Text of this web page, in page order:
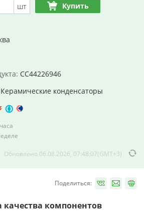
шт
Купить
CC44226946
Керамические конденсаторы
Обновлено 06.08.2026, 07:48:07(GMT+3)
Поделиться:
качества компонентов